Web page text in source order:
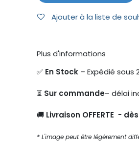
Ajouter à la liste de
Plus d'informations
✅ En Stock – Expédié sous
⏳ Sur commande– délai
🚚 Livraison OFFERTE -
* L'image peut être légèrement